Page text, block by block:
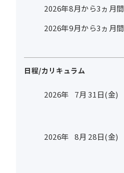
2026年8月から3ヵ月間
2026年9月から3ヵ月間
日程/カリキュラム
2026年 7月 31日(金)
2026年 8月 28日(金)